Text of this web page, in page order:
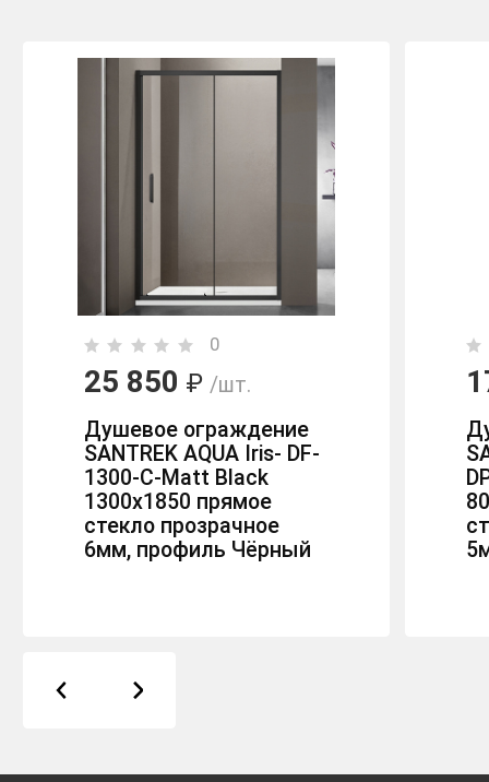
0
25 850 ₽ /шт.
Душевое ограждение
SANTREK AQUA Iris- DF-
1300-C-Matt Black
1300х1850 прямое
стекло прозрачное
6мм, профиль Чёрный